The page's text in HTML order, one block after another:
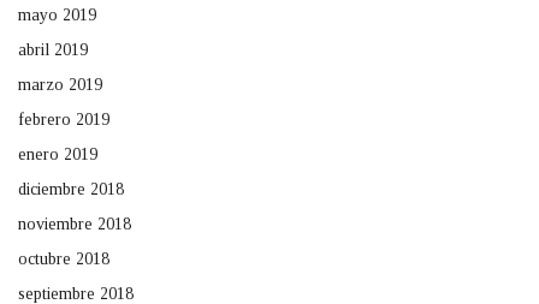
mayo 2019
abril 2019
marzo 2019
febrero 2019
enero 2019
diciembre 2018
noviembre 2018
octubre 2018
septiembre 2018